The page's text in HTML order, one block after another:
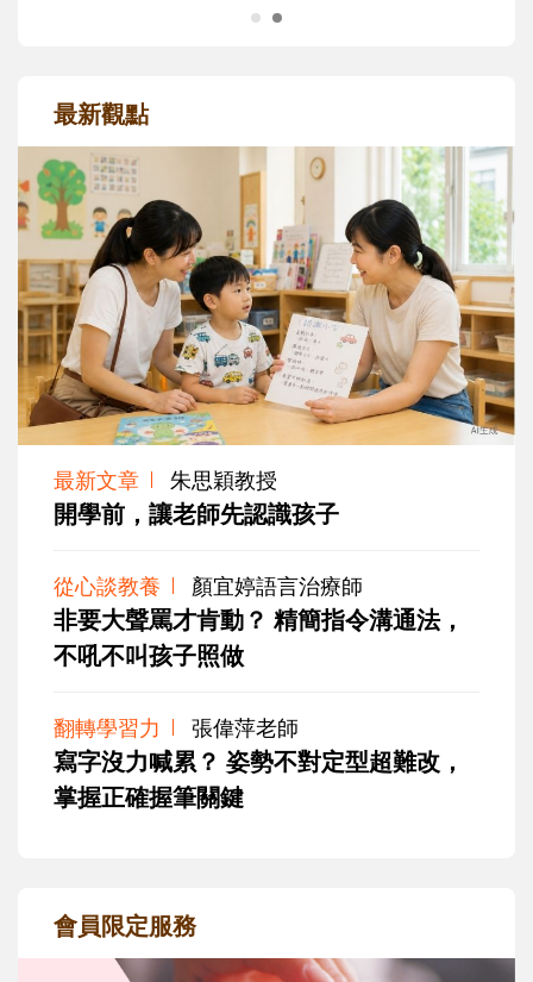
最新觀點
最新文章 朱思穎教授
開學前，讓老師先認識孩子
從心談教養 顏宜婷語言治療師
非要大聲罵才肯動？ 精簡指令溝通法，
不吼不叫孩子照做
翻轉學習力 張偉萍老師
寫字沒力喊累？ 姿勢不對定型超難改，
掌握正確握筆關鍵
會員限定服務